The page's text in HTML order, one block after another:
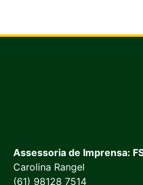
Assessoria de Imprensa:
Carolina Rangel
(61) 98128 7514